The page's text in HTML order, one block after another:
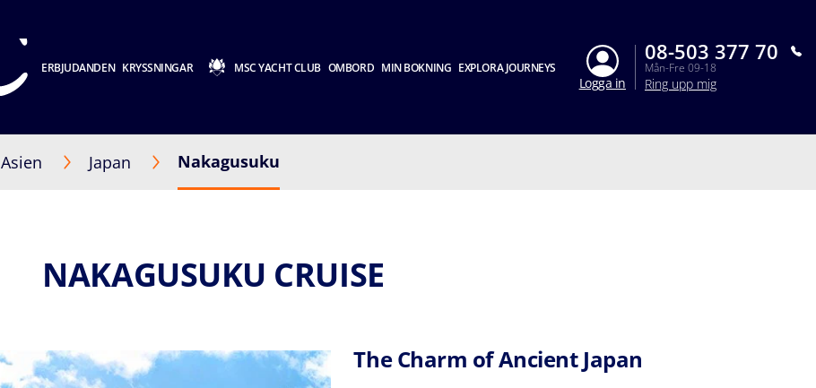
ERBJUDANDEN KRYSSNINGAR MSC YACHT CLUB OMBORD MIN BOKNING EXPLORA JOURNEYS
Logga in
08-503 377 70
Mån-Fre 09-18
Ring upp mig
Asien Japan Nakagusuku
NAKAGUSUKU CRUISE
The Charm of Ancient Japan